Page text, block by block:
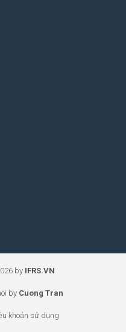
by IFRS.VN
by Cuong Tran
khoản sử dụng